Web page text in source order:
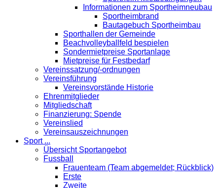
Informationen zum Sportheimneubau
Sportheimbrand
Bautagebuch Sportheimbau
Sporthallen der Gemeinde
Beachvolleyballfeld bespielen
Sondermietpreise Sportanlage
Mietpreise für Festbedarf
Vereinssatzung/-ordnungen
Vereinsführung
Vereinsvorstände Historie
Ehrenmitglieder
Mitgliedschaft
Finanzierung: Spende
Vereinslied
Vereinsauszeichnungen
Sport ...
Übersicht Sportangebot
Fussball
Frauenteam (Team abgemeldet; Rückblick)
Erste
Zweite